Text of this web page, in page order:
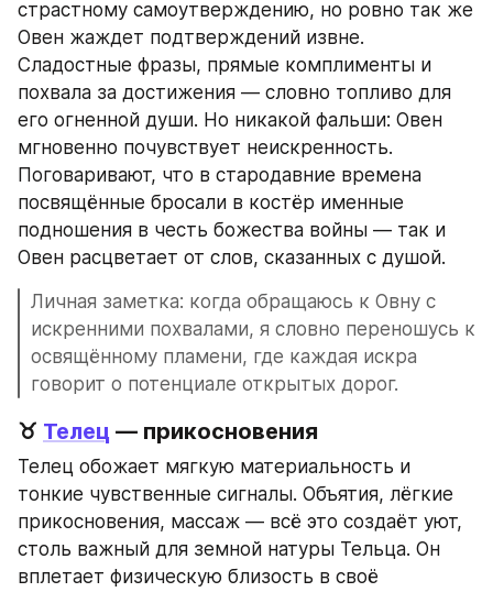
страстному самоутверждению, но ровно так же
Овен жаждет подтверждений извне.
Сладостные фразы, прямые комплименты и
похвала за достижения — словно топливо для
его огненной души. Но никакой фальши: Овен
мгновенно почувствует неискренность.
Поговаривают, что в стародавние времена
посвящённые бросали в костёр именные
подношения в честь божества войны — так и
Овен расцветает от слов, сказанных с душой.
Личная заметка: когда обращаюсь к Овну с
искренними похвалами, я словно переношусь к
освящённому пламени, где каждая искра
говорит о потенциале открытых дорог.
♉ Телец — прикосновения
Телец обожает мягкую материальность и
тонкие чувственные сигналы. Объятия, лёгкие
прикосновения, массаж — всё это создаёт уют,
столь важный для земной натуры Тельца. Он
вплетает физическую близость в своё